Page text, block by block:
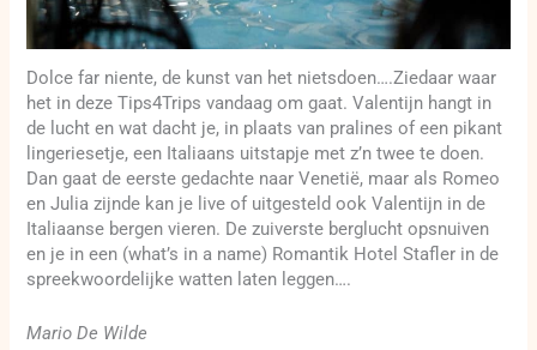
Dolce far niente, de kunst van het nietsdoen….Ziedaar waar
het in deze Tips4Trips vandaag om gaat. Valentijn hangt in
de lucht en wat dacht je, in plaats van pralines of een pikant
lingeriesetje, een Italiaans uitstapje met z’n twee te doen.
Dan gaat de eerste gedachte naar Venetië, maar als Romeo
en Julia zijnde kan je live of uitgesteld ook Valentijn in de
Italiaanse bergen vieren. De zuiverste berglucht opsnuiven
en je in een (what’s in a name) Romantik Hotel Stafler in de
spreekwoordelijke watten laten leggen….
Mario De Wilde